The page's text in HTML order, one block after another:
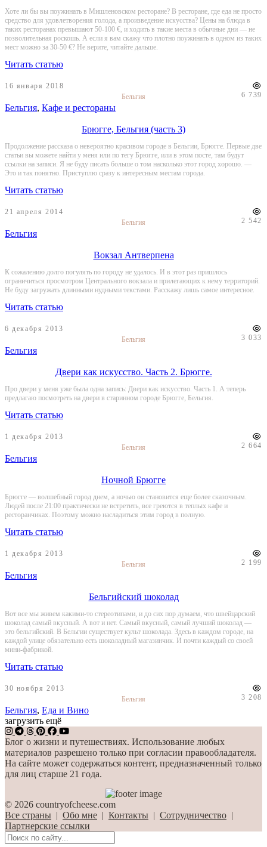
Хоте ли бы вы поужинать в Мишленовском ресторане? В ресторане, где еда не просто
средство для удовлетворения голода, а произведение искусства? Цены на блюда в
таких ресторанах превышают 50-100 €, и ходить в такие места в обычные дни — не
позволительная роскошь. А если я вам скажу что плотно поужинать в одном из таких
мест можно за 30-50 €? Не верите, читайте дальше.
Читать статью
16 января 2018
Бельгия
6 739
Бельгия, Кафе и рестораны
Брюгге, Бельгия (часть 3)
Продолжение рассказа о невероятно красивом городе в Бельгии, Брюгге. Первые две
статьи вы можете найти у меня или по тегу Брюгге, или в этом посте, там будут
ссылки на записи. Я не буду писать больше о том насколько этот город хорошо. —
Это и так понятно. Приступлю сразу к интересным местам города.
Читать статью
21 апреля 2014
Бельгия
2 542
Бельгия
Вокзал Антверпена
К сожалению долго погулять по городу не удалось. И в этот раз пришлось
ограничиться просмотром Центрального вокзала и прилегающих к нему территорий.
Не буду загружать длинными нудными текстами. Расскажу лишь самое интересное.
Читать статью
6 декабря 2013
Бельгия
3 033
Бельгия
Двери как искусство. Часть 2. Брюгге.
Про двери у меня уже была одна запись: Двери как искусство. Часть 1. А теперь
предлагаю посмотреть на двери в старинном городе Брюгге, Бельгия.
Читать статью
1 декабря 2013
Бельгия
2 664
Бельгия
Ночной Брюгге
Брюгге — волшебный город днем, а ночью он становится еще более сказочным.
Людей после 21:00 практически не встретить, все греются в теплых кафе и
ресторанчиках. Поэтому можно насладиться этим город в полную.
Читать статью
1 декабря 2013
Бельгия
2 199
Бельгия
Бельгийский шоколад
Вот все мы живем какими-то стереотипами, и до сих пор думаем, что швейцарский
шоколад самый вкусный. А вот и нет. Самый вкусный, самый лучший шоколад —
это бельгийский. В Бельгии существует культ шоколада. Здесь в каждом городе, на
каждой улице обязательно есть шоколадный магазинчик. И почти каждый со своей
мини-фабрикой.
Читать статью
30 ноября 2013
Бельгия
3 208
Бельгия, Еда и Вино
загрузить ещё
Блог о жизни и путешествиях. Использование любых
материалов разрешено только при согласии правообладателя.
На сайте может содержаться контент, предназначенный только
для лиц старше 21 года.
© 2026 countryofcheese.com
Все страны | Обо мне | Контакты | Сотрудничество |
Партнерские ссылки